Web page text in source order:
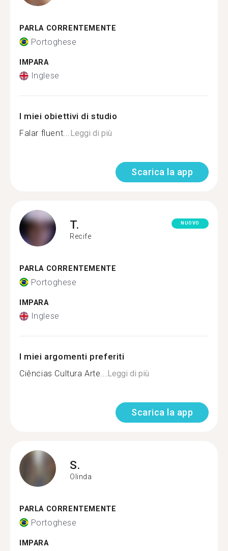
PARLA CORRENTEMENTE
Portoghese
IMPARA
Inglese
I miei obiettivi di studio
Falar fluent...Leggi di più
Scarica la app
T.
Recife
NUOVO
PARLA CORRENTEMENTE
Portoghese
IMPARA
Inglese
I miei argomenti preferiti
Ciências Cultura Arte...Leggi di più
Scarica la app
S.
Olinda
PARLA CORRENTEMENTE
Portoghese
IMPARA